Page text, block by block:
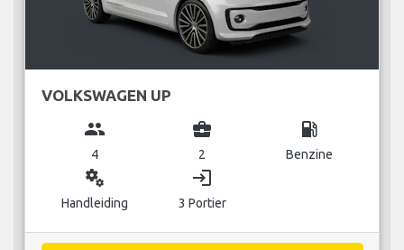
VOLKSWAGEN UP
group
4
business_center
2
local_gas_station
Benzine
miscellaneous_services
Handleiding
login
3 Portier